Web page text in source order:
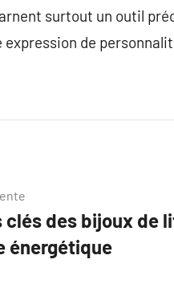
surtout un outil
expression de
clés des bijoux de
énergétique